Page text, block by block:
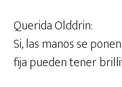
Querida Olddrin:
Si, las manos se
fija pueden tener